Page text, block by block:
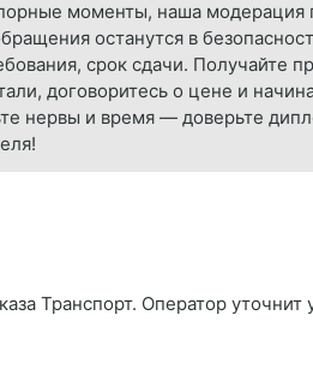
моменты, наша
останутся в
срок сдачи. Получайте
договоритесь о цене и
нервы и время — доверьте
Транспорт. Оператор